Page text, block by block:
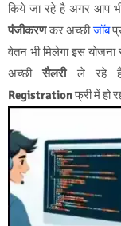
किये जा रहे है अगर आप
पंजीकरणकर अच्छीजॉब
वेतन भी मिलेगा इस
अच्छीसैलरीले रहे
Registrationफ्री में हो